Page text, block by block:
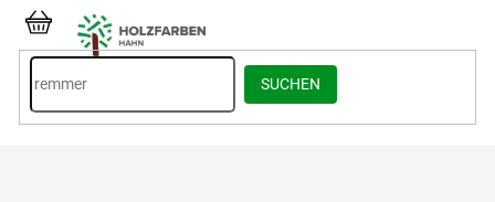
Inhalt
springen
SUCHEN
WARENKORB